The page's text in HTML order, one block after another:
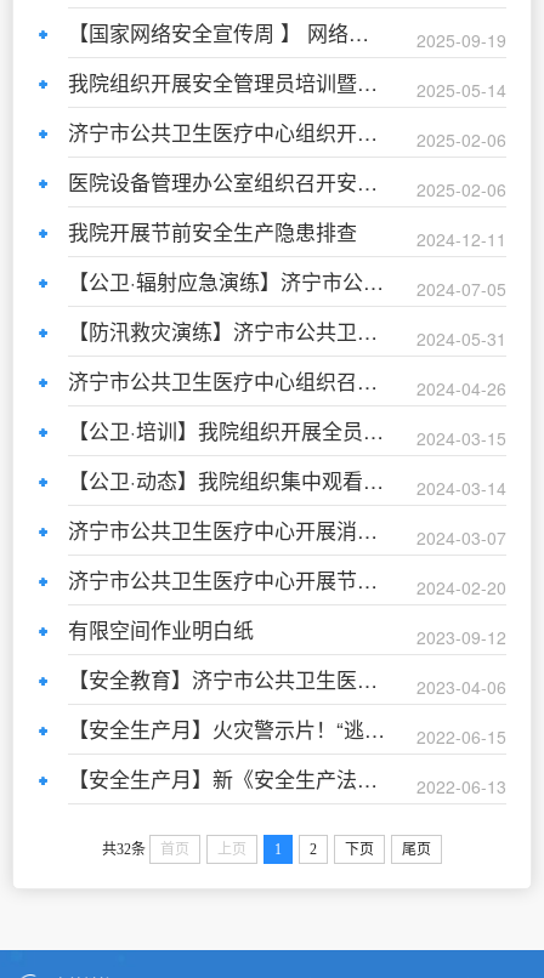
【国家网络安全宣传周 】 网络安全知识应知应会 2025-09-19
我院组织开展安全管理员培训暨重大事故隐患判定标准学习会 2025-05-14
济宁市公共卫生医疗中心组织开展《开工第一课》安全生产培训会 2025-02-06
医院设备管理办公室组织召开安全生产“开工第一课”培训会 2025-02-06
我院开展节前安全生产隐患排查 2024-12-11
【公卫·辐射应急演练】济宁市公共卫生医疗中心组织开展辐射安全培训及辐射事故应急演练 2024-07-05
【防汛救灾演练】济宁市公共卫生医疗中心开展防汛救灾卫生应急演练 2024-05-31
济宁市公共卫生医疗中心组织召开安全生产工作分析会 2024-04-26
【公卫·培训】我院组织开展全员安全生产培训 2024-03-15
【公卫·动态】我院组织集中观看《安全生产责任在肩》安全生产警示教育片 2024-03-14
济宁市公共卫生医疗中心开展消防安全培训和演练 2024-03-07
济宁市公共卫生医疗中心开展节后安全生产“开工第一课” 2024-02-20
有限空间作业明白纸 2023-09-12
【安全教育】济宁市公共卫生医疗中心走进济宁托育集团开展“百万群众进百园”国家安全大宣讲活动 2023-04-06
【安全生产月】火灾警示片！“逃不脱”的自建房 2022-06-15
【安全生产月】新《安全生产法》解读 2022-06-13
共32条 首页 上页 1 2 下页 尾页